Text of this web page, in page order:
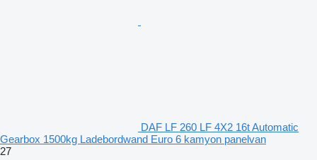
DAF LF 260 LF 4X2 16t Automatic
Gearbox 1500kg Ladebordwand Euro 6 kamyon panelvan
27